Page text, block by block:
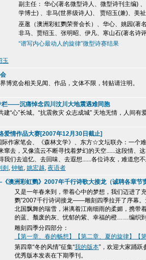
副主任： 华心(著名微型诗人、微型诗刊主编)
学博士) 、非马(世界级诗人)、 贾绍玉(兼)、美
巫逖（澳洲彩虹鹦荣誉会长）、华心、姚园(著
非马、贾绍玉、张明昭、伊凡、寒山石(著名诗
“谱写内心最动人的旋律”微型诗赛结果
玉
博览会相关见闻、作品，文体不限，转贴请注明。
——沉痛悼念四川汶川大地震遇难同胞
建“心”长城。“抗震救灾 众志成城” 天地无情，人间
爱情作品大赛[2007年12月30日截止]
际作家笔会、《森林文学》、东方☆文坛联办：一个
窜去，又像流云不断寻找着梦幻的天空......这段情、
我们去追忆、去回味、去遐想......各位诗友，难道您
剡 , 钟敏, 姚宏越, 夜语者
澳洲彩虹鹦》2007年千行诗歌大接龙（诚聘各章节
又是一年春来到，带着心中的梦想，我们迈进了
鹦”2007千行诗词接龙——雕刻四季拉开了序幕
北国飘舞的瑞雪，淋漓着江南细雨的柔媚，携
的蓝、颓废的灰、忧郁的紫、幸福的橙……编织
雕刻四季分四部分：
【第一章、春的畅想】
【第二章、夏的旋律】
【
第四章“冬的风情”征集“我的版本”，欢迎大家踊
优秀版本发表在下期季刊。